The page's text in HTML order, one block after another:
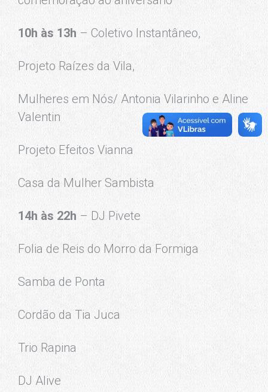
10h às 13h – Coletivo Instantâneo,
Projeto Raízes da Vila,
Mulheres em Nós/ Antonia Vilarinho e Aline
Valentin
Projeto Efeitos Vianna
Casa da Mulher Sambista
14h às 22h – DJ Pivete
Folia de Reis do Morro da Formiga
Samba de Ponta
Cordão da Tia Juca
Trio Rapina
DJ Alive